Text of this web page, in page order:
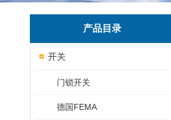
产品目录
开关
门锁开关
德国FEMA